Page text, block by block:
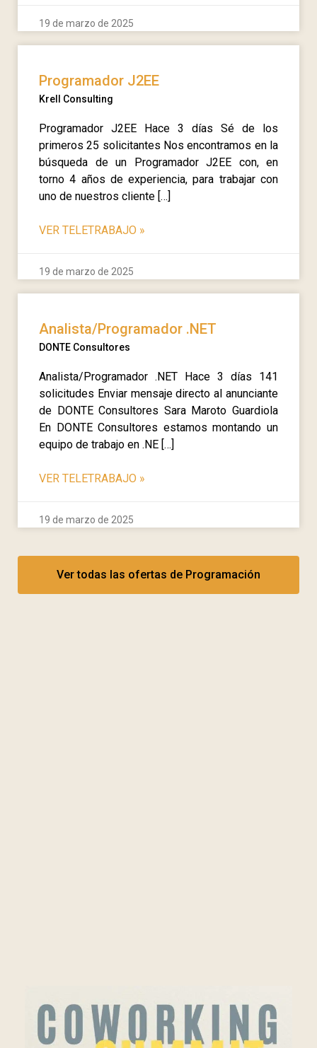
19 de marzo de 2025
Programador J2EE
Krell Consulting
Programador J2EE Hace 3 días Sé de los
primeros 25 solicitantes Nos encontramos en la
búsqueda de un Programador J2EE con, en
torno 4 años de experiencia, para trabajar con
uno de nuestros cliente […]
VER TELETRABAJO »
19 de marzo de 2025
Analista/Programador .NET
DONTE Consultores
Analista/Programador .NET Hace 3 días 141
solicitudes Enviar mensaje directo al anunciante
de DONTE Consultores Sara Maroto Guardiola
En DONTE Consultores estamos montando un
equipo de trabajo en .NE […]
VER TELETRABAJO »
19 de marzo de 2025
Ver todas las ofertas de Programación